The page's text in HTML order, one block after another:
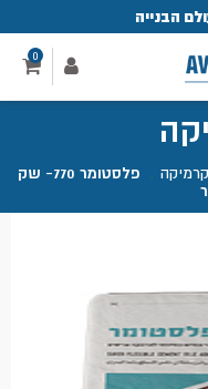
הבנייה
0
פלסטומר 770- שק